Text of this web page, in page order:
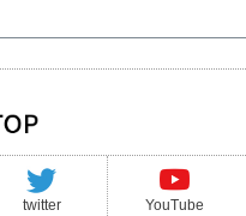
twitter YouTube